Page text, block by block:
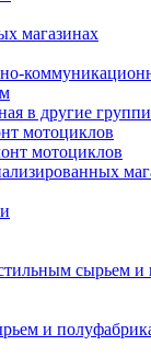
магазинах
в другие
мотоциклов
мотоциклов
сырьем и
и